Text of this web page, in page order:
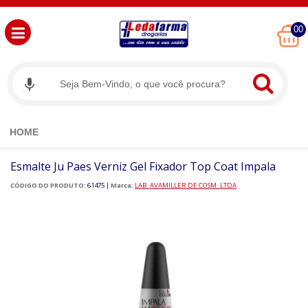
00
HOME
Esmalte Ju Paes Verniz Gel Fixador Top Coat Impala
CÓDIGO DO PRODUTO: 61475 | Marca: LAB. AVAMILLER DE COSM. LTDA